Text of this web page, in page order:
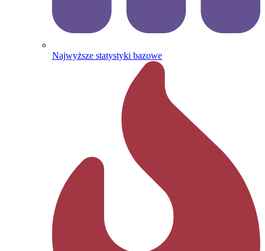
Najwyższe statystyki bazowe